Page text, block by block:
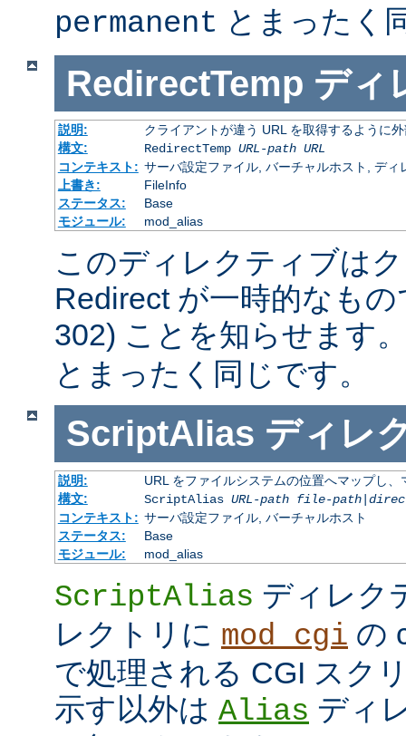
permanent とまったく
RedirectTemp ディ
説明:
クライアントが違う URL を取得するように
構文:
RedirectTemp URL-path URL
コンテキスト: サーバ設定ファイル, バーチャルホスト, ディ
上書き:
FileInfo
ステータス:
Base
モジュール:
mod_alias
このディレクティブは
Redirect が一時的なも
302) ことを知らせます
とまったく同じです。
ScriptAlias ディレ
説明:
URL をファイルシステムの位置へマップし
構文:
ScriptAlias URL-path file-path|
コンテキスト: サーバ設定ファイル, バーチャルホスト
ステータス:
Base
モジュール:
mod_alias
ScriptAlias ディレク
レクトリに mod_cgi の
で処理される CGI スク
示す以外は Alias ディ